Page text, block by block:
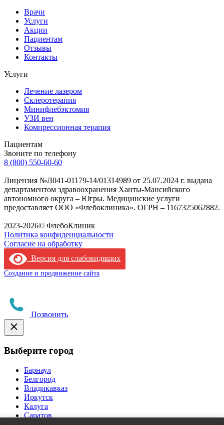
Врачи
Услуги
Акции
Пациентам
Отзывы
Контакты
Услуги
Лечение лазером
Склеротерапия
Минифлебэктомия
УЗИ вен
Компрессионная терапия
Пациентам
Звоните по телефону
8 (800) 550-60-60
Лицензия №Л041-01179-14/01314989 от 25.07.2024 г. выдана
департаментом здравоохранения Ханты-Мансийского
автономного округа – Югры. Медицинские услуги
предоставляет ООО «Флебоклиника». ОГРН – 1167325062882.
2023-2026© ФлебоКлиник
Политика конфиденциальности
Согласие на обработку
Версия для слабовидящих
Создание и продвижение сайта
Позвонить
Выберите город
Барнаул
Белгород
Владикавказ
Иркутск
Калуга
Саратов